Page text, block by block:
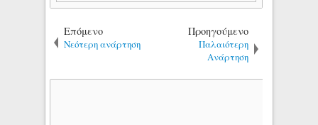
Επόμενο
Νεότερη ανάρτηση
Προηγούμενο
Παλαιότερη
Ανάρτηση